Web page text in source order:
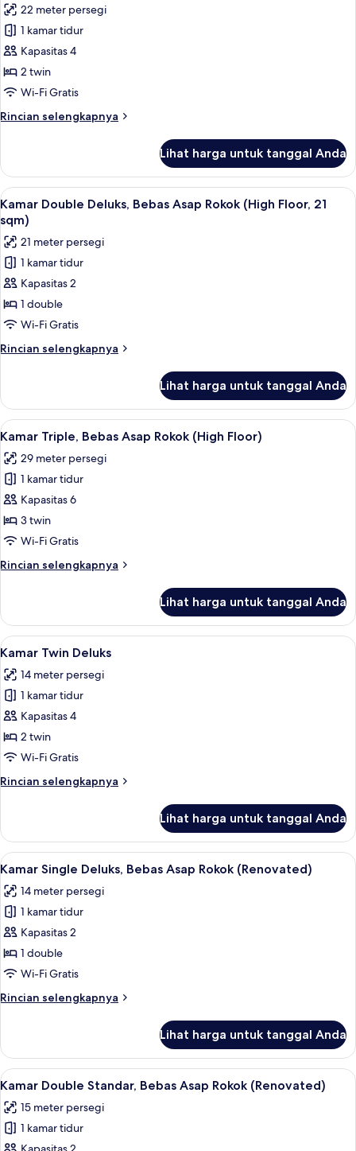
Asap
Rokok
(High
Floor
Standard
Double
Room)
foto
untuk
Kamar
Twin
Superior,
Asap
Floor)
22 meter persegi
1 kamar tidur
Kapasitas 4
2 twin
Wi-Fi Gratis
Rincian selengkapnya
Rincian
Kamar
Twin
Superior,
Bebas
Asap
Rokok
(High
Floor)
Lihat harga untuk tanggal Anda
Lihat
semua
foto
untuk
Kamar
Double
Deluks,
Bebas
Asap
Rokok
Floor,
21
sqm)
Kamar Double Deluks, Bebas Asap
5
Kamar Double Deluks, Bebas Asap Rokok (High Floor, 21
sqm)
21 meter persegi
1 kamar tidur
Kapasitas 2
1 double
Wi-Fi Gratis
Rincian selengkapnya
Rincian
Kamar
Double
Deluks,
Asap
Rokok
(High
Floor,
21
sqm)
Lihat harga untuk tanggal Anda
Lihat
semua
foto
untuk
Kamar
Triple,
Bebas
Rokok
Kamar Triple, Bebas Asap Rokok
5
Kamar Triple, Bebas Asap Rokok (High Floor)
29 meter persegi
1 kamar tidur
Kapasitas 6
3 twin
Wi-Fi Gratis
Rincian selengkapnya
Rincian
Kamar
Triple,
Bebas
Rokok
(High
Floor)
Lihat harga untuk tanggal Anda
Lihat
semua
foto
untuk
Kamar
Twin
Deluks
Kamar Twin Deluks | Meja kerja, Wi-
5
Kamar Twin Deluks
14 meter persegi
1 kamar tidur
Kapasitas 4
2 twin
Wi-Fi Gratis
Rincian selengkapnya
Rincian
Kamar
Twin
Deluks
Lihat harga untuk tanggal Anda
Lihat
semua
foto
untuk
Kamar
Single
Deluks,
Asap
Kamar Single Deluks, Bebas Asap
4
Kamar Single Deluks, Bebas Asap Rokok (Renovated)
14 meter persegi
1 kamar tidur
Kapasitas 2
1 double
Wi-Fi Gratis
Rincian selengkapnya
Rincian
Kamar
Single
Deluks,
Asap
Rokok
(Renovated)
Lihat harga untuk tanggal Anda
Lihat
semua
foto
untuk
Kamar Double Standar, Bebas Asap
4
Kamar Double Standar, Bebas Asap Rokok (Renovated)
15 meter persegi
1 kamar tidur